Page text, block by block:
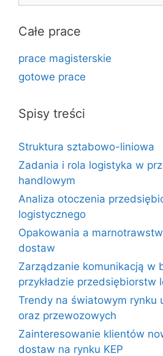
Całe prace
prace magisterskie
gotowe prace
Spisy treści
Struktura sztabowo-liniowa
Zadania i rola logistyka w
handlowym
Analiza otoczenia
logistycznego
Opakowania a
dostaw
Zarządzanie komunikacją w
przykładzie przedsiębiorstw
Trendy na światowym rynku
oraz przewozowych
Zainteresowanie klientów
dostaw na rynku KEP